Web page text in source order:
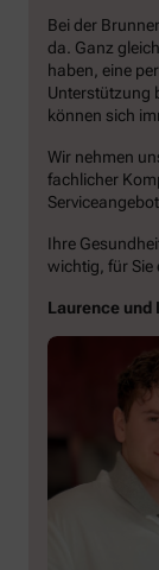
Bei der
da. Ganz
haben, eine
Unterstützung
können sich
Wir nehmen
fachlicher
Ihre
wichtig, für Sie
Laurence und